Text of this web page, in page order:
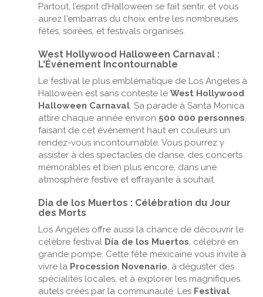
Partout, l’esprit d’Halloween se fait sentir, et vous
aurez l'embarras du choix entre les nombreuses
fêtes, soirées, et festivals organisés.
West Hollywood Halloween Carnaval :
L'Événement Incontournable
Le festival le plus emblématique de Los Angeles à
Halloween est sans conteste le West Hollywood
Halloween Carnaval . Sa parade à Santa Monica
attire chaque année environ 500 000 personnes
faisant de cet événement haut en couleurs un
rendez-vous incontournable. Vous pourrez y
assister à des spectacles de danse, des concerts
mémorables et bien plus encore, dans une
atmosphère festive et effrayante à souhait.
Dia de los Muertos : Célébration du Jour
des Morts
Los Angeles offre aussi la chance de découvrir le
célèbre festival Día de los Muertos , célébré en
grande pompe. Cette fête mexicaine vous invite à
vivre la Procession Novenario , à déguster des
spécialités locales, et à explorer les magnifiques
autels créés par la communauté. Les Festival